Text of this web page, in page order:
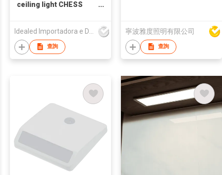
ceiling light CHESS
查詢
寧波雅度照明有限公司
查詢